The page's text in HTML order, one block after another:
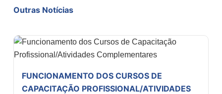
Outras Notícias
FUNCIONAMENTO DOS CURSOS DE
CAPACITAÇÃO PROFISSIONAL/ATIVIDADES